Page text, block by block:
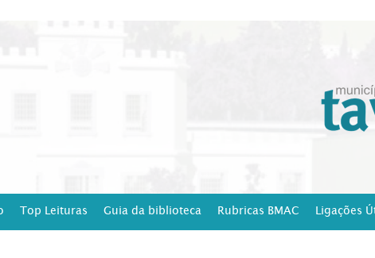
Top Leituras Guia da biblioteca Rubricas BMAC Ligações